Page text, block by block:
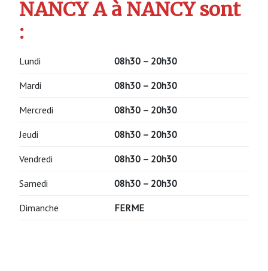
NANCY A à NANCY sont
:
Lundi 08h30 – 20h30
Mardi 08h30 – 20h30
Mercredi 08h30 – 20h30
Jeudi 08h30 – 20h30
Vendredi 08h30 – 20h30
Samedi 08h30 – 20h30
Dimanche FERME